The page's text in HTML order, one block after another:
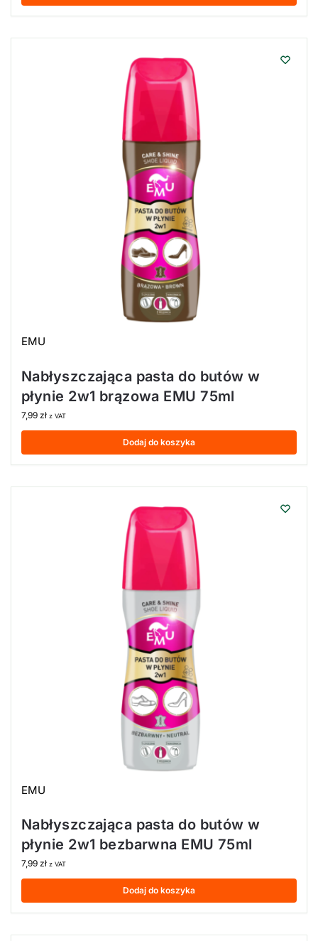
EMU
Nabłyszczająca pasta do butów w
płynie 2w1 brązowa EMU 75ml
7,99 zł z VAT
Dodaj do koszyka
EMU
Nabłyszczająca pasta do butów w
płynie 2w1 bezbarwna EMU 75ml
7,99 zł z VAT
Dodaj do koszyka